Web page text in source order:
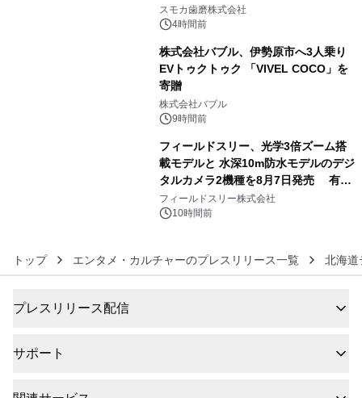
始！
スモカ歯磨株式会社
4時間前
株式会社バブル、伊勢原市へ3人乗り
EVトゥクトゥク 「VIVEL COCO」を
寄贈
株式会社バブル
9時間前
フィールドスリー、光学3倍ズーム搭
載モデルと 水深10m防水モデルのデジ
タルカメラ2機種を8月7日発売 有効
約1300万画素、用途別に選べるコンデ
ジ新登場
フィールドスリー株式会社
10時間前
トップ エンタメ・カルチャーのプレスリリース一覧 北海道
プレスリリース配信
サポート